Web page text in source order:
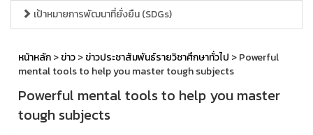
เป้าหมายการพัฒนาที่ยั่งยืน (SDGs)
หน้าหลัก>ข่าว>ข่าวประชาสัมพันธ์รายวิชาศึกษาทั่วไป > Powerful
mental tools to help you master tough subjects
Powerful mental tools to help you master
tough subjects